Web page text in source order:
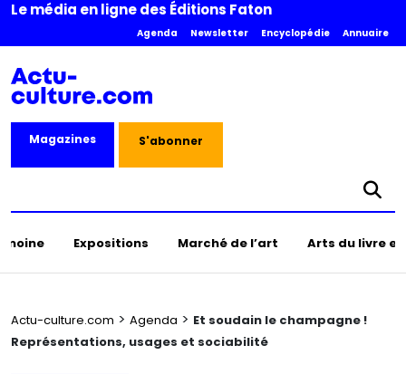
Le média en ligne des Éditions Faton
Agenda Newsletter Encyclopédie Annuaire
Magazines S'abonner
Expositions Marché de l’art Arts du livre
Actu-culture.com > Agenda > Et soudain le champagne !
Représentations, usages et sociabilité